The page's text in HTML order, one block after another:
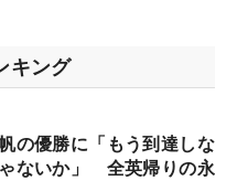
キング
の優勝に「もう到達しな
ないか」 全英帰りの永